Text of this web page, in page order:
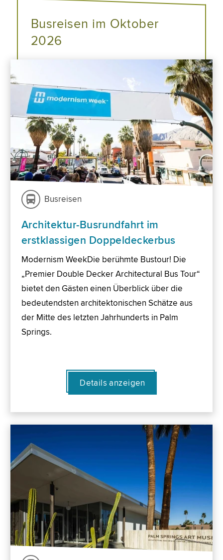
Busreisen im Oktober
2026
Busreisen
Architektur-Busrundfahrt im
erstklassigen Doppeldeckerbus
Modernism WeekDie berühmte Bustour! Die
„Premier Double Decker Architectural Bus Tour“
bietet den Gästen einen Überblick über die
bedeutendsten architektonischen Schätze aus
der Mitte des letzten Jahrhunderts in Palm
Springs.
Details anzeigen